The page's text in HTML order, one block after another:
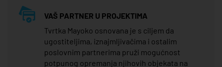
VAŠ PARTNER U PROJEKTIMA
Tvrtka Mayoko osnovana je s ciljem da
ugostiteljima, iznajmljivačima i ostalim
poslovnim partnerima pruži mogućnost
potpunog opremanja njihovih objekata na